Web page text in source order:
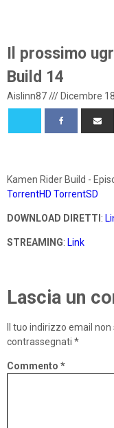
Il prossimo
Build 14
Aislinn87/// Dicembre
Kamen Rider Build -
TorrentHD TorrentSD
DOWNLOAD DIRETTI :
STREAMING: Link
Lascia un
Il tuo indirizzo email
contrassegnati *
Commento *